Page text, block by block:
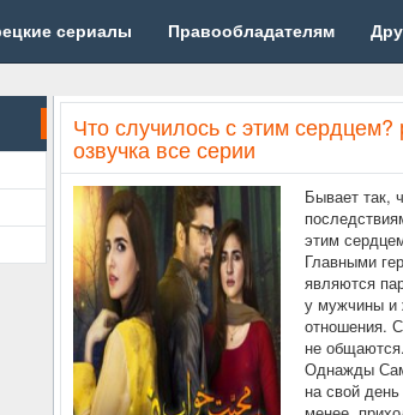
сериалы Правообладателям
Что случилось с этим сердцем?
озвучка все серии
Бывает так,
этим
Главными
являются
у мужчины и
отношения.
не общаются.
Однажды
на свой